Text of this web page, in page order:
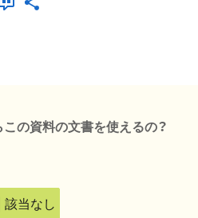
の資料の文書を使えるの？
該当なし